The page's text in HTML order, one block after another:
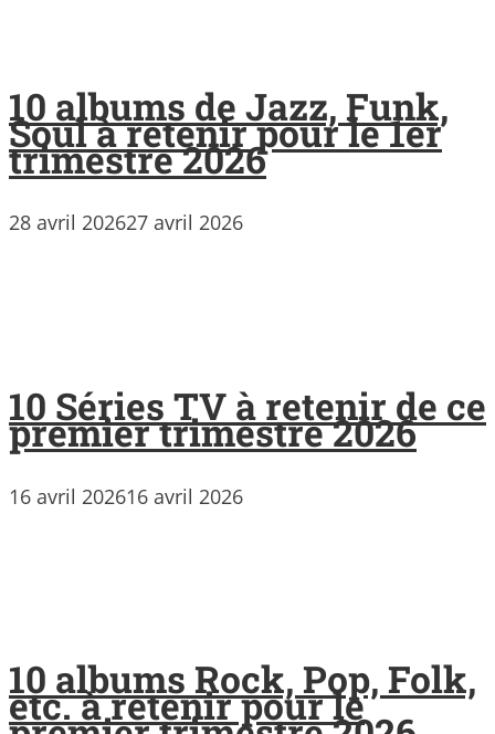
10 albums de Jazz, Funk,
Soul à retenir pour le 1er
trimestre 2026
28 avril 202627 avril 2026
10 Séries TV à retenir de ce
premier trimestre 2026
16 avril 202616 avril 2026
10 albums Rock, Pop, Folk,
etc. à retenir pour le